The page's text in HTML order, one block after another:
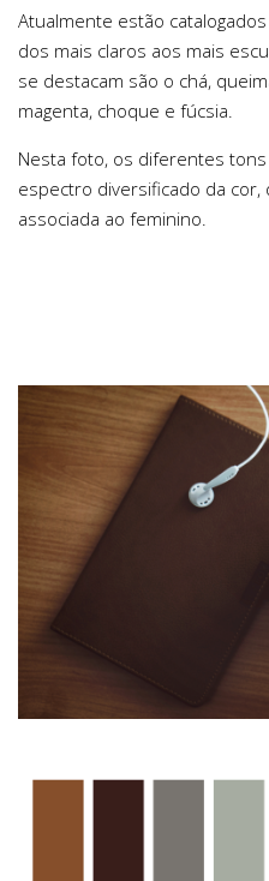
Atualmente estão
dos mais claros aos mais
se destacam são o chá,
magenta, choque e fúcsia.
Nesta foto, os diferentes
espectro diversificado da
associada ao feminino.